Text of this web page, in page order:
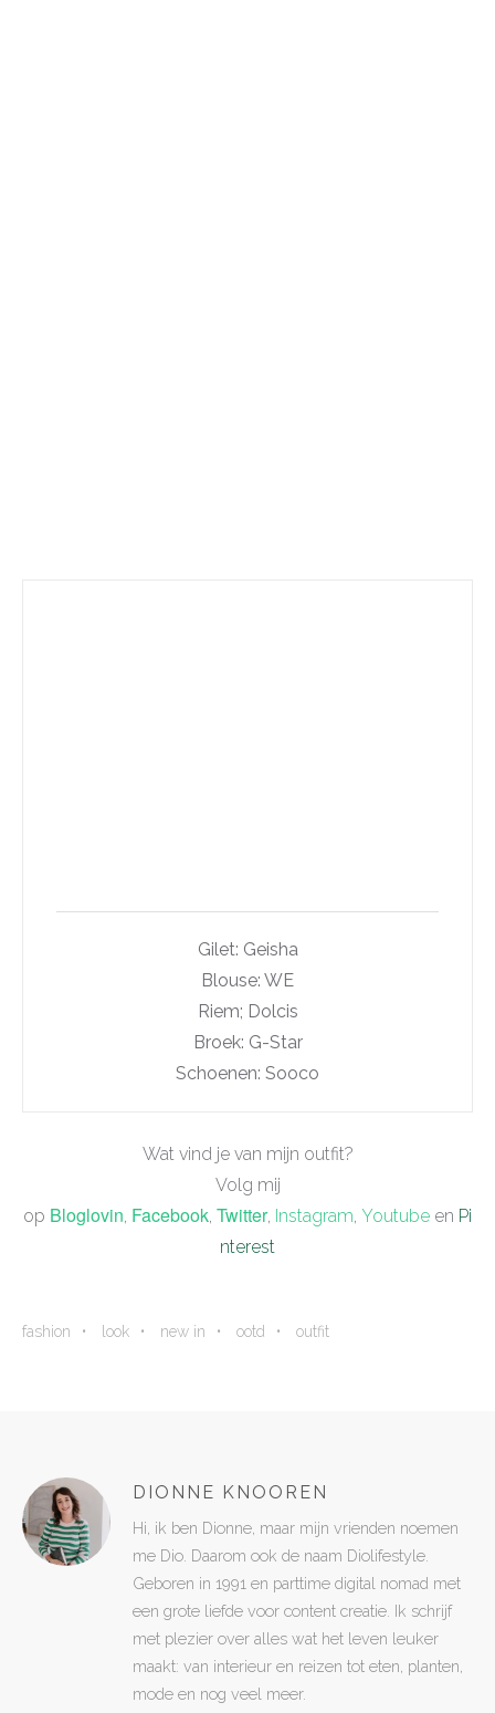
Gilet: Geisha
Blouse: WE
Riem; Dolcis
Broek: G-Star
Schoenen: Sooco
Wat vind je van mijn outfit?
Volg mij
op Bloglovin Facebook Twitter, Instagram Youtube en Pi
nterest
fashion look new in ootd outfit
DIONNE KNOOREN
Hi, ik ben Dionne, maar mijn vrienden noemen
me Dio. Daarom ook de naam Diolifestyle.
Geboren in 1991 en parttime digital nomad met
een grote liefde voor content creatie. Ik schrijf
met plezier over alles wat het leven leuker
maakt: van interieur en reizen tot eten, planten,
mode en nog veel meer.